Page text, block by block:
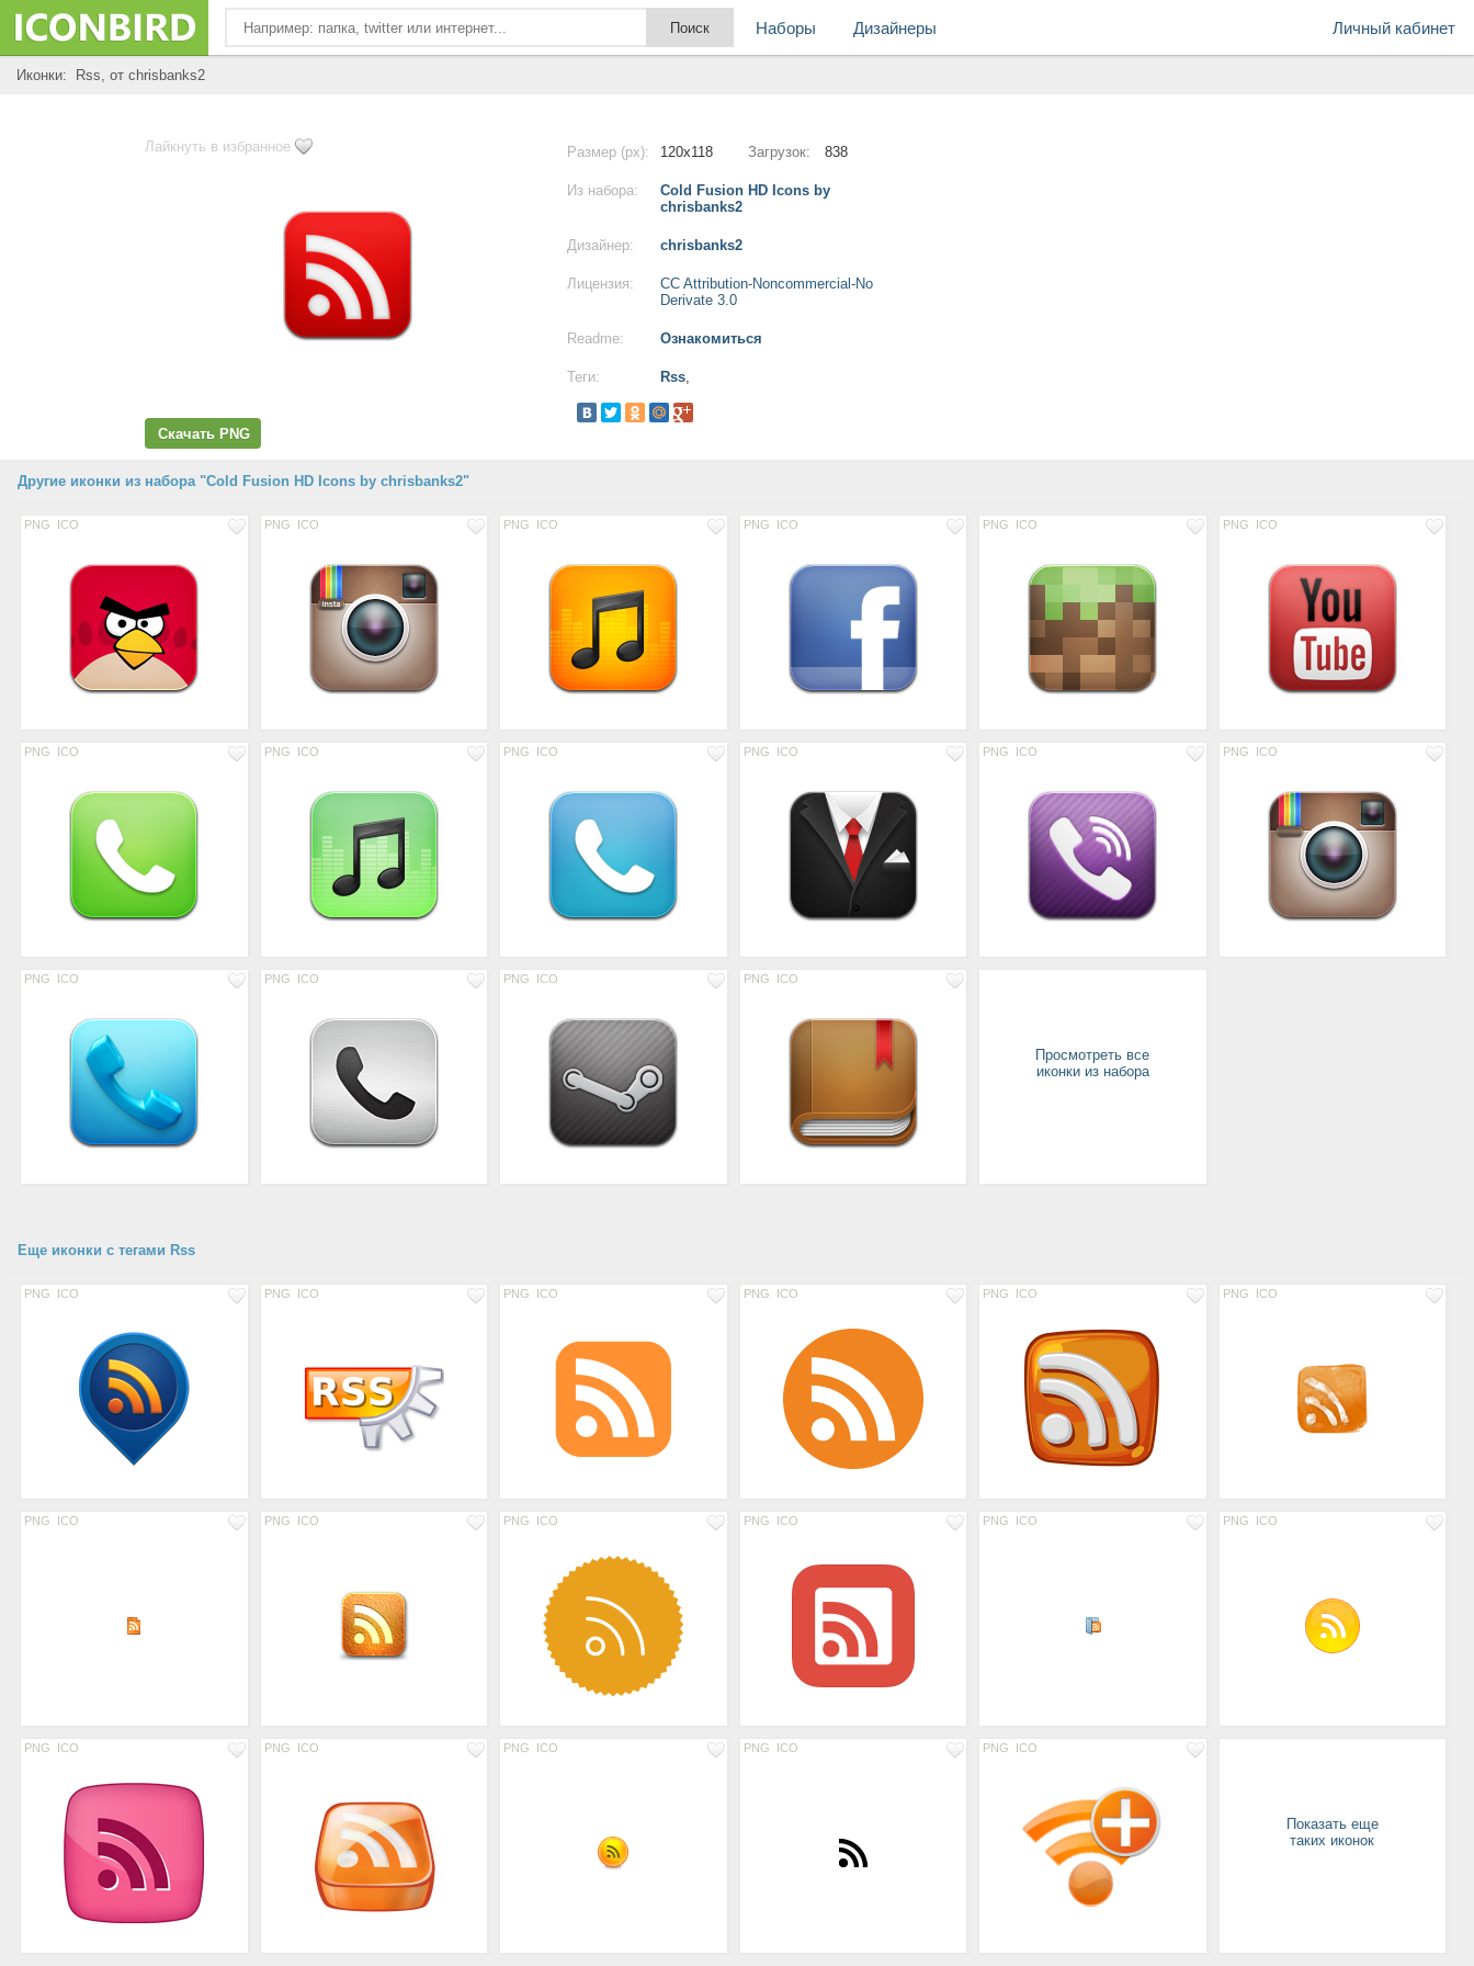
Личный кабинет
Наборы Дизайнеры
Иконки: Rss, от chrisbanks2
Лайкнуть в избранное
Скачать PNG
Размер (px): 120x118 Загрузок: 838
Из набора:
Cold Fusion HD Icons by
chrisbanks2
Дизайнер: chrisbanks2
Лицензия:
CC Attribution-Noncommercial-No
Derivate 3.0
Readme: Ознакомиться
Теги: Rss,
Другие иконки из набора "Cold Fusion HD Icons by chrisbanks2"
PNG ICO PNG ICO PNG ICO PNG ICO PNG ICO PNG ICO
PNG ICO PNG ICO PNG ICO PNG ICO PNG ICO PNG ICO
PNG ICO PNG ICO PNG ICO PNG ICO
Просмотреть все
иконки из набора
Еще иконки с тегами Rss
PNG ICO PNG ICO PNG ICO PNG ICO PNG ICO PNG ICO
PNG ICO PNG ICO PNG ICO PNG ICO PNG ICO PNG ICO
PNG ICO PNG ICO PNG ICO PNG ICO PNG ICO
Показать еще
таких иконок